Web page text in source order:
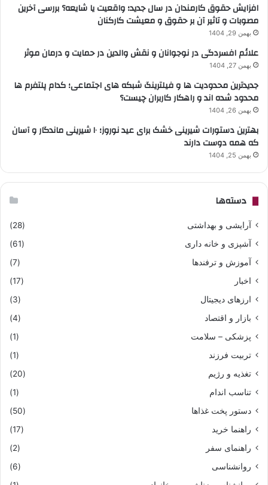
افزایش حقوق کارمندان در سال جدید؛ واقعیت یا شایعه؟ بررسی آخرین
مصوبات و تاثیر آن بر حقوق و معیشت کارکنان
بهمن 29, 1404
علائم افسردگی در نوجوانان و نقش والدین در حمایت و درمان موثر
بهمن 27, 1404
جدیدترین محدودیت ها و فیلترینگ شبکه های اجتماعی؛ کدام پلتفرم ها
محدود شده اند و راهکار کاربران چیست؟
بهمن 26, 1404
بهترین دستورات شیرینی خشک برای عید نوروز؛ ۱۰ شیرینی ماندگار و آسان
که همه دوست دارند
بهمن 25, 1404
دسته‌ها
آرایشی و بهداشتی
(28)
آشپزی و خانه داری
(61)
آموزش و ترفندها
(7)
اخبار
(17)
ارزهای دیجیتال
(3)
بازار و اقتصاد
(4)
پزشکی – سلامت
(1)
تربیت فرزند
(1)
تغذیه و رژیم
(20)
تناسب اندام
(1)
دستور پخت غذاها
(50)
راهنما خرید
(17)
راهنمای سفر
(2)
روانشناسی
(6)